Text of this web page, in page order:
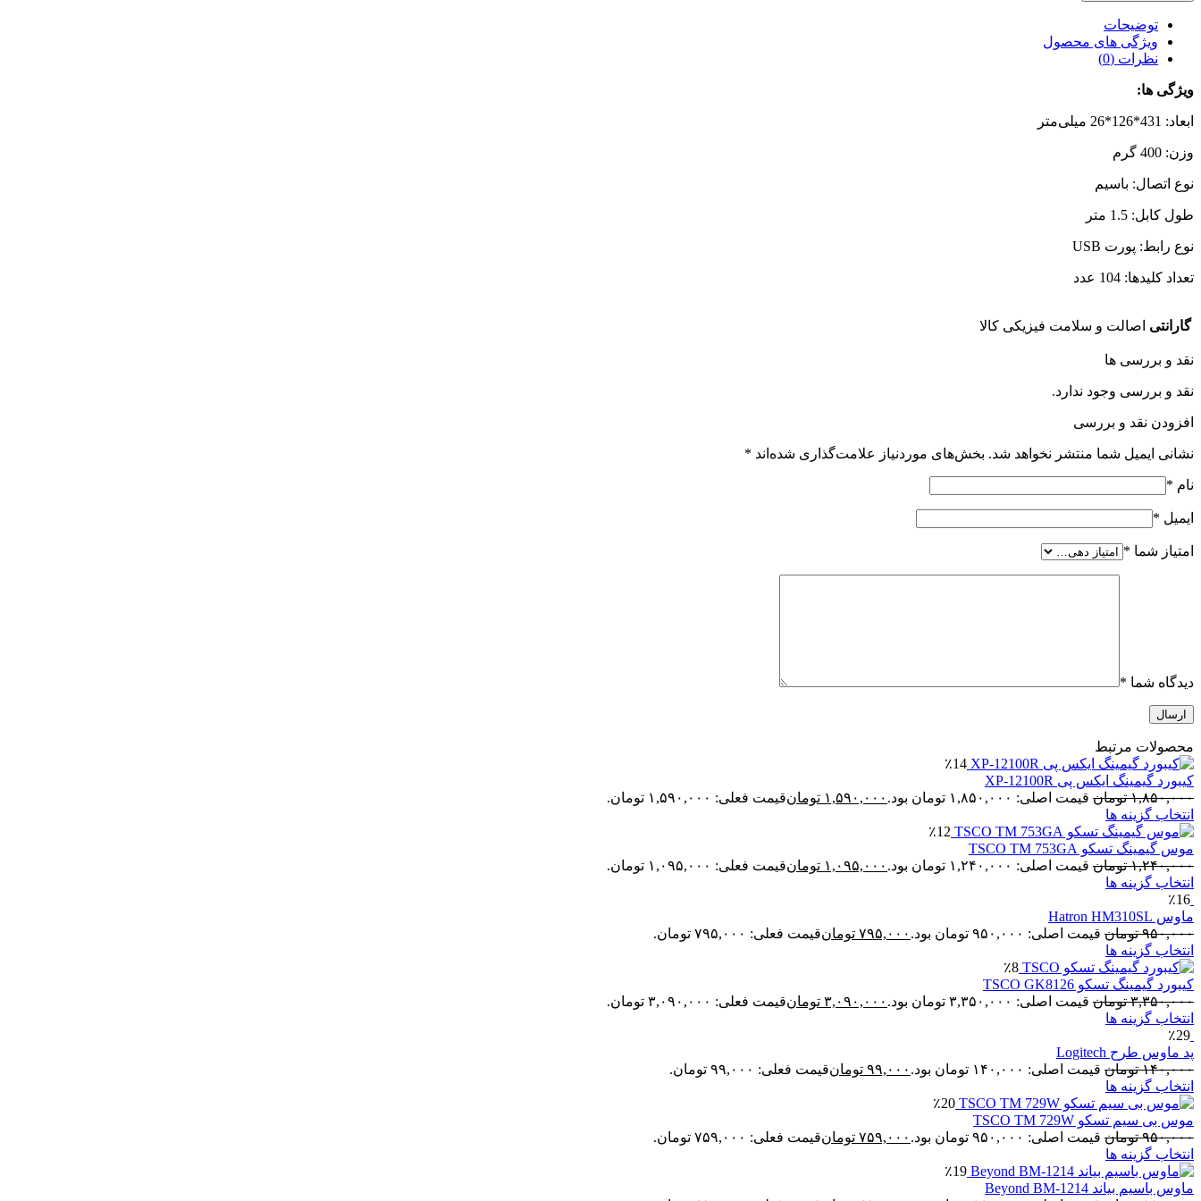
توضیحات
ویژگی های محصول
نظرات (0)
ویژگی ها:
ابعاد: 431*126*26 میلی‌متر
وزن: 400 گرم
نوع اتصال: باسیم
طول کابل: 1.5 متر
نوع رابط: پورت USB
تعداد کلیدها: 104 عدد
گارانتی اصالت و سلامت فیزیکی کالا
نقد و بررسی ها
نقد و بررسی وجود ندارد.
افزودن نقد و بررسی
نشانی ایمیل شما منتشر نخواهد شد. بخش‌های موردنیاز علامت‌گذاری شده‌اند *
نام *
ایمیل *
امتیاز شما *
دیدگاه شما *
محصولات مرتبط
٪14
کیبورد گیمینگ ایکس پی XP-12100R
۱,۸۵۰,۰۰۰ تومان قیمت اصلی: ۱,۸۵۰,۰۰۰ تومان بود. ۱,۵۹۰,۰۰۰ تومانقیمت فعلی: ۱,۵۹۰,۰۰۰ تومان.
انتخاب گزینه ها
٪12
موس گیمینگ تسکو TSCO TM 753GA
۱,۲۴۰,۰۰۰ تومان قیمت اصلی: ۱,۲۴۰,۰۰۰ تومان بود. ۱,۰۹۵,۰۰۰ تومانقیمت فعلی: ۱,۰۹۵,۰۰۰ تومان.
انتخاب گزینه ها
٪16
ماوس Hatron HM310SL
۹۵۰,۰۰۰ تومان قیمت اصلی: ۹۵۰,۰۰۰ تومان بود. ۷۹۵,۰۰۰ تومانقیمت فعلی: ۷۹۵,۰۰۰ تومان.
انتخاب گزینه ها
٪8
کیبورد گیمینگ تسکو TSCO GK8126
۳,۳۵۰,۰۰۰ تومان قیمت اصلی: ۳,۳۵۰,۰۰۰ تومان بود. ۳,۰۹۰,۰۰۰ تومانقیمت فعلی: ۳,۰۹۰,۰۰۰ تومان.
انتخاب گزینه ها
٪29
پد ماوس طرح Logitech
۱۴۰,۰۰۰ تومان قیمت اصلی: ۱۴۰,۰۰۰ تومان بود. ۹۹,۰۰۰ تومانقیمت فعلی: ۹۹,۰۰۰ تومان.
انتخاب گزینه ها
٪20
موس بی سیم تسکو TSCO TM 729W
۹۵۰,۰۰۰ تومان قیمت اصلی: ۹۵۰,۰۰۰ تومان بود. ۷۵۹,۰۰۰ تومانقیمت فعلی: ۷۵۹,۰۰۰ تومان.
انتخاب گزینه ها
٪19
ماوس باسیم بیاند Beyond BM-1214